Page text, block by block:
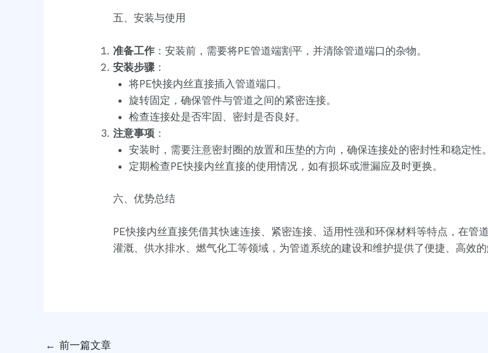
五、安装与使用
准备工作 ：安装前，需要将PE管道端割平，并清除管道端口的杂物。
安装步骤：
将PE快接内丝直接插入管道端口。
旋转固定，确保管件与管道之间的紧密连接。
检查连接处是否牢固、密封是否良好。
注意事项 ：
安装时，需要注意密封圈的放置和压垫的方向，确保连接处的密封性和稳定性。
定期检查PE快接内丝直接的使用情况，如有损坏或泄漏应及时更换。
六、优势总结
PE快接内丝直接凭借其快速连接、紧密连接、适用性强和环保材料等特点，在管
灌溉、供水排水、燃气化工等领域，为管道系统的建设和维护提供了便捷、高效的
← 前一篇文章